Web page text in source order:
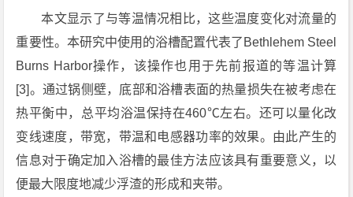
本文显示了与等温情况相比，这些温度变化对流量的
重要性。本研究中使用的浴槽配置代表了Bethlehem Steel
Burns Harbor操作，该操作也用于先前报道的等温计算
[3]。通过锅侧壁，底部和浴槽表面的热量损失在被考虑在
热平衡中，总平均浴温保持在460℃左右。还可以量化改
变线速度，带宽，带温和电感器功率的效果。由此产生的
信息对于确定加入浴槽的最佳方法应该具有重要意义，以
便最大限度地减少浮渣的形成和夹带。